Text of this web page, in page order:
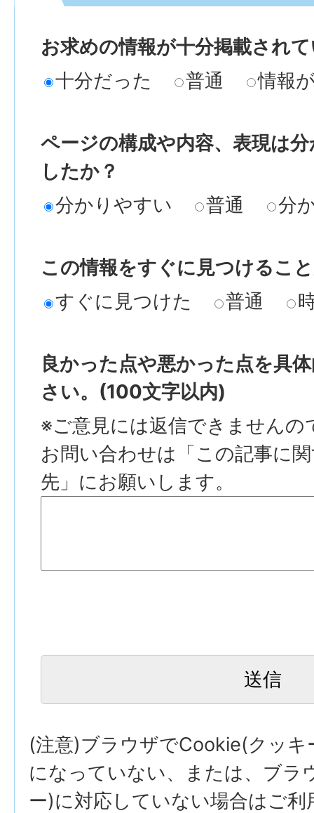
お求めの情報が十分掲載され
十分だった
普通 情報
ページの構成や内容、表現は
したか？
分かりやすい
普通 分
この情報をすぐに見つけるこ
すぐに見つけた
普通
良かった点や悪かった点を具
さい。(100文字以内)
※ご意見には返信できませんの
お問い合わせは「この記事に
先」にお願いします。
(注意)ブラウザでCookie(クッキ
になっていない、または、ブラ
ー)に対応していない場合はご利